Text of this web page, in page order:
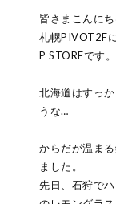
皆さまこんにち
札幌PIVOT2F
P STOREです。
北海道はすっ
うな…
からだが温ま
ました。
先日、石狩で